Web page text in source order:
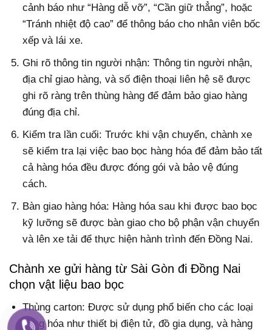
cảnh báo như “Hàng dễ vỡ”, “Cần giữ thẳng”, hoặc
“Tránh nhiệt độ cao” để thông báo cho nhân viên bốc
xếp và lái xe.
Ghi rõ thông tin người nhận: Thông tin người nhận,
địa chỉ giao hàng, và số điện thoại liên hệ sẽ được
ghi rõ ràng trên thùng hàng để đảm bảo giao hàng
đúng địa chỉ.
Kiểm tra lần cuối: Trước khi vận chuyển, chành xe
sẽ kiểm tra lại việc bao bọc hàng hóa để đảm bảo tất
cả hàng hóa đều được đóng gói và bảo vệ đúng
cách.
Bàn giao hàng hóa: Hàng hóa sau khi được bao bọc
kỹ lưỡng sẽ được bàn giao cho bộ phận vận chuyển
và lên xe tải để thực hiện hành trình đến Đồng Nai.
Chành xe gửi hàng từ Sài Gòn đi Đồng Nai
chọn vật liệu bao bọc
Thùng carton: Được sử dụng phổ biến cho các loại
hàng hóa như thiết bị điện tử, đồ gia dụng, và hàng